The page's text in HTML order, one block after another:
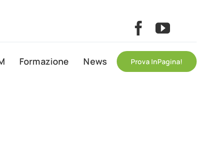
Formazione News Prova InPagina!